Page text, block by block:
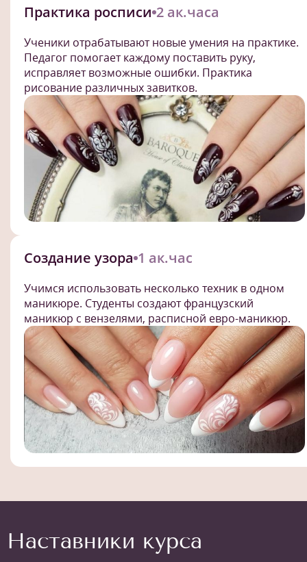
Практика росписи 2 ак.часа
Ученики отрабатывают новые умения на практике.
Педагог помогает каждому поставить руку,
исправляет возможные ошибки. Практика
рисование различных завитков.
Создание узора 1 ак.час
Учимся использовать несколько техник в одном
маникюре. Студенты создают французский
маникюр с вензелями, расписной евро-маникюр.
Наставники курса